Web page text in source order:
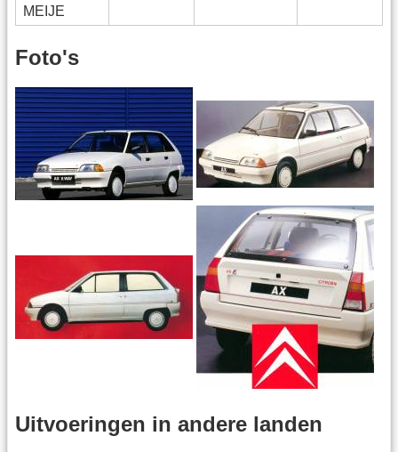
MEIJE
Foto's
Uitvoeringen in andere landen